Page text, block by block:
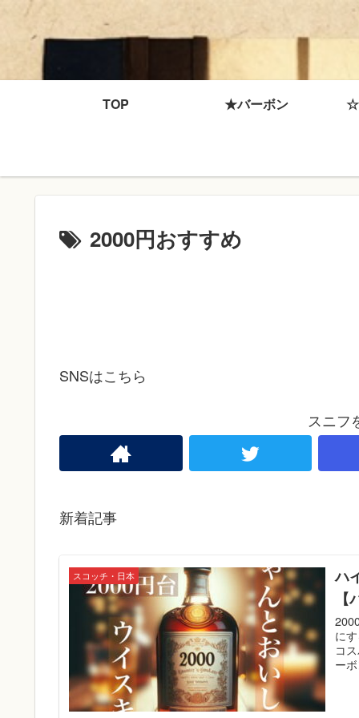
TOP ★バーボン ☆
2000円おすすめ
SNSはこちら
スニフ
新着記事
スコッチ・日本
ハ
に
コ
ー